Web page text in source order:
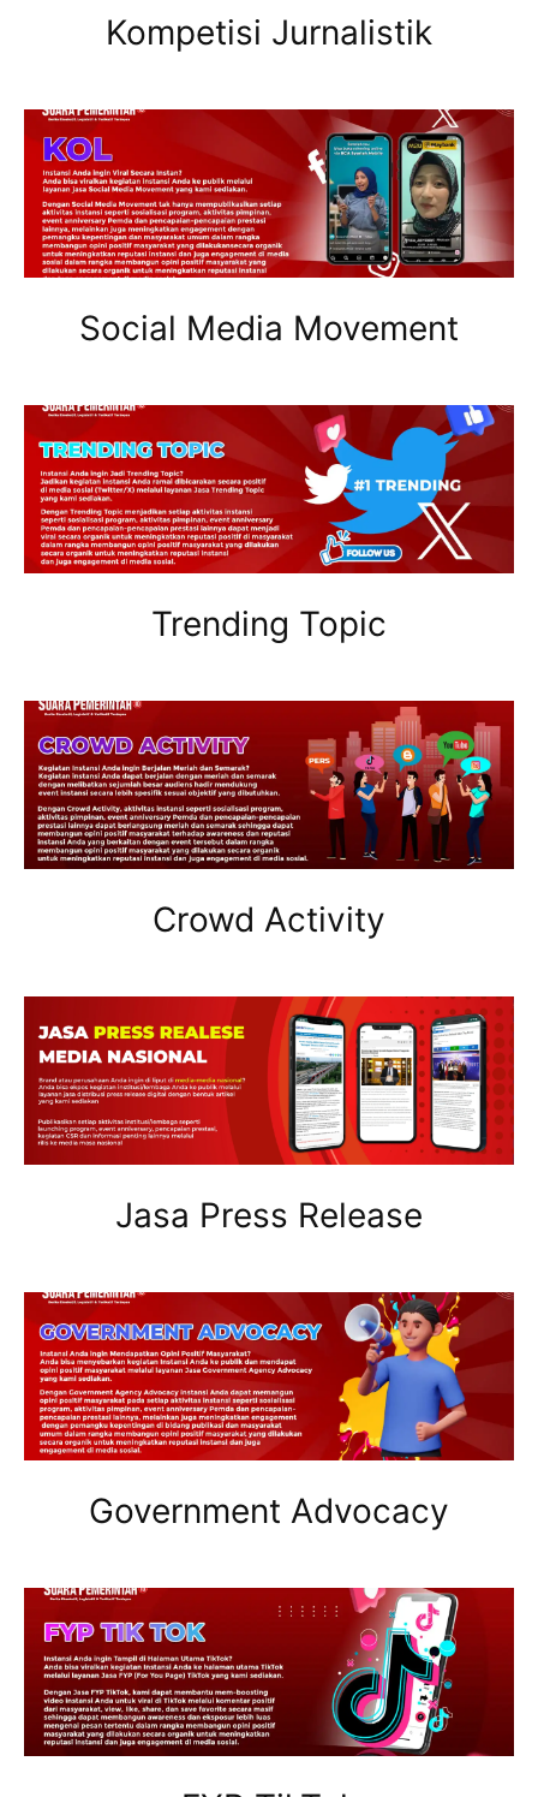
Kompetisi Jurnalistik
Social Media Movement
Trending Topic
Crowd Activity
Jasa Press Release
Government Advocacy